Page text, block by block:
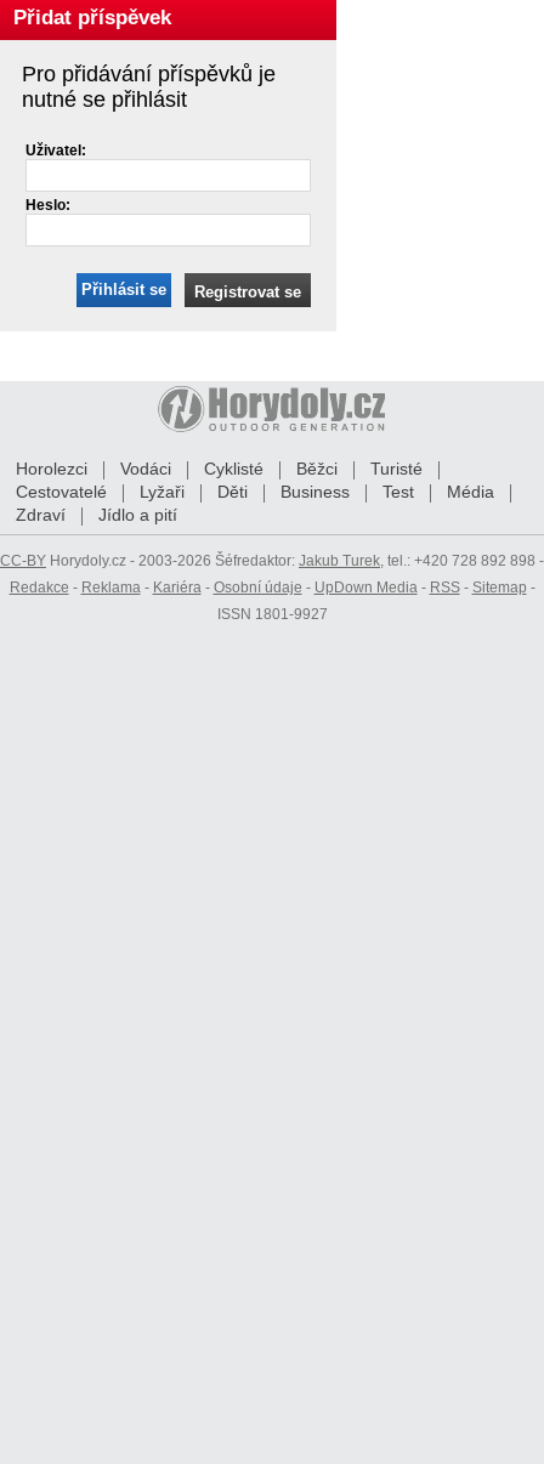
Přidat příspěvek
Pro přidávání příspěvků je
nutné se přihlásit
Uživatel:
Heslo:
Přihlásit se Registrovat se
Horolezci Vodáci Cyklisté Běžci
Turisté
Cestovatelé
Lyžaři Děti Business Test
Média
Zdraví
Jídlo a pití
CC-BY Horydoly.cz - 2003-2026 Šéfredaktor: Jakub Turek, tel.: +420 728 892 898 -
Redakce - Reklama- Kariéra- Osobní údaje - UpDown Media- RSS- Sitemap -
ISSN 1801-9927